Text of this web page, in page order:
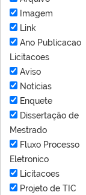
Imagem
Link
Ano Publicacao
Licitacoes
Aviso
Notícias
Enquete
Dissertação de
Mestrado
Fluxo Processo
Eletronico
Licitacoes
Projeto de TIC